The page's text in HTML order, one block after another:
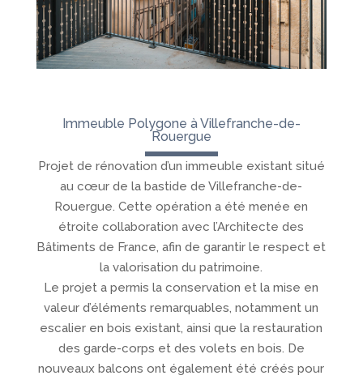
Immeuble Polygone à Villefranche-de-
Rouergue
Projet de rénovation d’un immeuble existant situé
au cœur de la bastide de Villefranche-de-
Rouergue. Cette opération a été menée en
étroite collaboration avec l’Architecte des
Bâtiments de France, afin de garantir le respect et
la valorisation du patrimoine.
Le projet a permis la conservation et la mise en
valeur d’éléments remarquables, notamment un
escalier en bois existant, ainsi que la restauration
des garde-corps et des volets en bois. De
nouveaux balcons ont également été créés pour